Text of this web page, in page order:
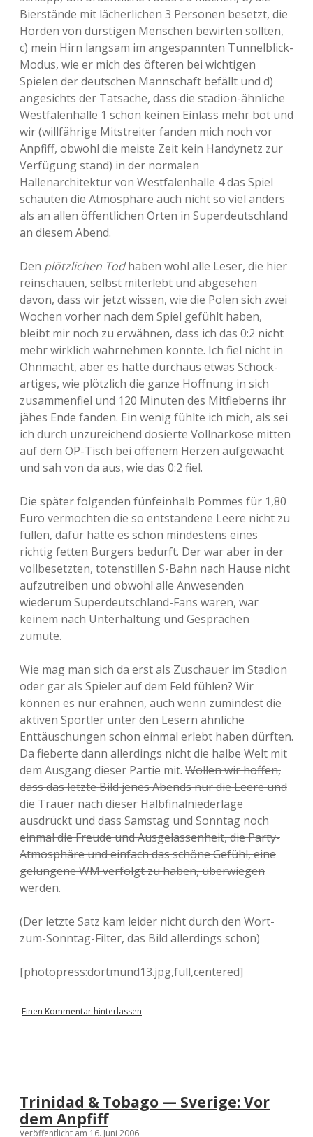
Bierstände mit lächerlichen 3 Personen besetzt, die
Horden von durstigen Menschen bewirten sollten,
c) mein Hirn langsam im angespannten Tunnelblick-
Modus, wie er mich des öfteren bei wichtigen
Spielen der deutschen Mannschaft befällt und d)
angesichts der Tatsache, dass die stadion-ähnliche
Westfalenhalle 1 schon keinen Einlass mehr bot und
wir (willfährige Mitstreiter fanden mich noch vor
Anpfiff, obwohl die meiste Zeit kein Handynetz zur
Verfügung stand) in der normalen
Hallenarchitektur von Westfalenhalle 4 das Spiel
schauten die Atmosphäre auch nicht so viel anders
als an allen öffentlichen Orten in Superdeutschland
an diesem Abend.
Den plötzlichen Todhaben wohl alle Leser, die hier
reinschauen, selbst miterlebt und abgesehen
davon, dass wir jetzt wissen, wie die Polen sich zwei
Wochen vorher nach dem Spiel gefühlt haben,
bleibt mir noch zu erwähnen, dass ich das 0:2 nicht
mehr wirklich wahrnehmen konnte. Ich fiel nicht in
Ohnmacht, aber es hatte durchaus etwas Schock-
artiges, wie plötzlich die ganze Hoffnung in sich
zusammenfiel und 120 Minuten des Mitfieberns ihr
jähes Ende fanden. Ein wenig fühlte ich mich, als sei
ich durch unzureichend dosierte Vollnarkose mitten
auf dem OP-Tisch bei offenem Herzen aufgewacht
und sah von da aus, wie das 0:2 fiel.
Die später folgenden fünfeinhalb Pommes für 1,80
Euro vermochten die so entstandene Leere nicht zu
füllen, dafür hätte es schon mindestens eines
richtig fetten Burgers bedurft. Der war aber in der
vollbesetzten, totenstillen S-Bahn nach Hause nicht
aufzutreiben und obwohl alle Anwesenden
wiederum Superdeutschland-Fans waren, war
keinem nach Unterhaltung und Gesprächen
zumute.
Wie mag man sich da erst als Zuschauer im Stadion
oder gar als Spieler auf dem Feld fühlen? Wir
können es nur erahnen, auch wenn zumindest die
aktiven Sportler unter den Lesern ähnliche
Enttäuschungen schon einmal erlebt haben dürften.
Da fieberte dann allerdings nicht die halbe Welt mit
dem Ausgang dieser Partie mit. Wollen wir hoffen,
dass das letzte Bild jenes Abends nur die Leere und
die Trauer nach dieser Halbfinalniederlage
ausdrückt und dass Samstag und Sonntag noch
einmal die Freude und Ausgelassenheit, die Party-
Atmosphäre und einfach das schöne Gefühl, eine
gelungene WM verfolgt zu haben, überwiegen
werden.
(Der letzte Satz kam leider nicht durch den Wort-
zum-Sonntag-Filter, das Bild allerdings schon)
[photopress:dortmund13.jpg,full,centered]
Einen Kommentar hinterlassen
Trinidad & Tobago — Sverige: Vor
dem Anpfiff
Veröffentlicht am 16. Juni 2006